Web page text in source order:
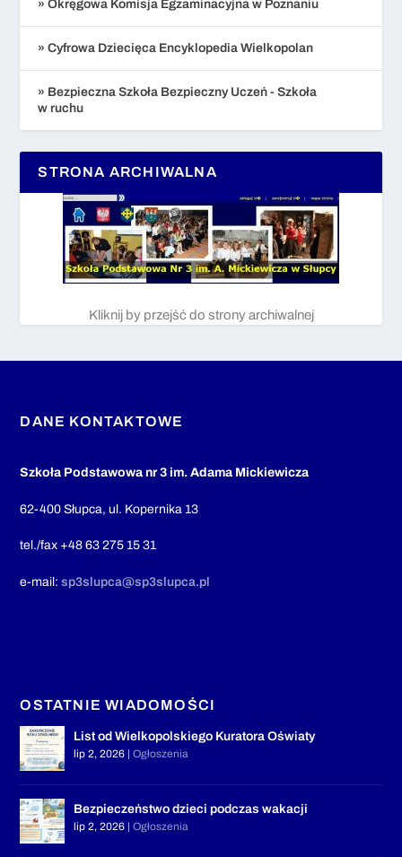
» Okręgowa Komisja Egzaminacyjna w Poznaniu
» Cyfrowa Dziecięca Encyklopedia Wielkopolan
» Bezpieczna Szkoła Bezpieczny Uczeń - Szkoła
w ruchu
STRONA ARCHIWALNA
Kliknij by przejść do strony archiwalnej
DANE KONTAKTOWE
Szkoła Podstawowa nr 3 im. Adama Mickiewicza
62-400 Słupca, ul. Kopernika 13
tel./fax +48 63 275 15 31
e-mail:sp3slupca@sp3slupca.pl
OSTATNIE WIADOMOŚCI
List od Wielkopolskiego Kuratora Oświaty
lip 2, 2026 |Ogłoszenia
Bezpieczeństwo dzieci podczas wakacji
lip 2, 2026 |Ogłoszenia